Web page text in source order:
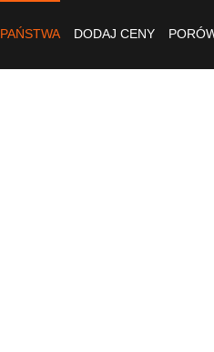
PAŃSTWA DODAJ CENY